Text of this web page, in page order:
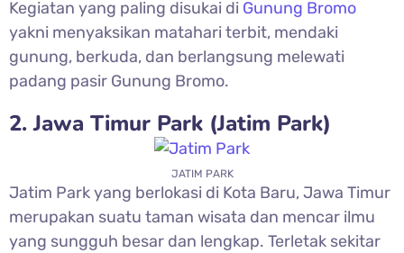
Kegiatan yang paling disukai di Gunung Bromo
yakni menyaksikan matahari terbit, mendaki
gunung, berkuda, dan berlangsung melewati
padang pasir Gunung Bromo.
2. Jawa Timur Park (Jatim Park)
JATIM PARK
Jatim Park yang berlokasi di Kota Baru, Jawa Timur
merupakan suatu taman wisata dan mencar ilmu
yang sungguh besar dan lengkap. Terletak sekitar